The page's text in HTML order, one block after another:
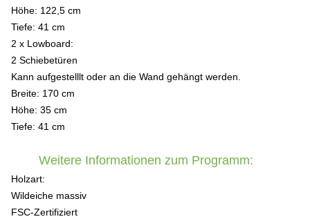
Höhe: 122,5 cm
Tiefe: 41 cm
2 x Lowboard:
2 Schiebetüren
Kann aufgestelllt oder an die Wand gehängt werden.
Breite: 170 cm
Höhe: 35 cm
Tiefe: 41 cm
Weitere Informationen zum Programm:
Holzart:
Wildeiche massiv
FSC-Zertifiziert